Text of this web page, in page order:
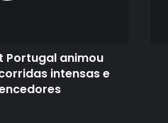
Portugal animou
intensas e